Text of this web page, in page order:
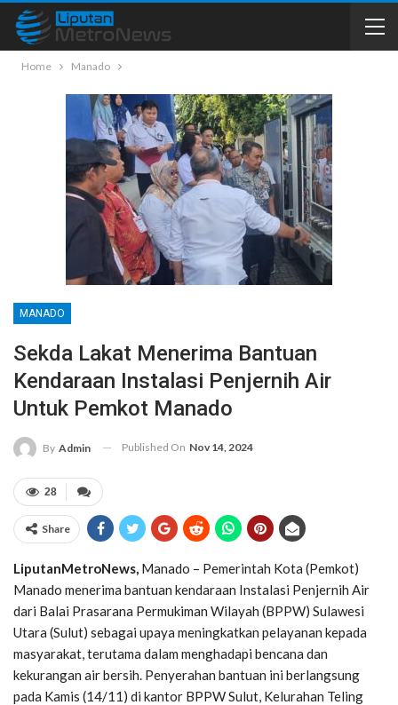
Home Manado
MANADO
Sekda Lakat Menerima Bantuan
Kendaraan Instalasi Penjernih Air
Untuk Pemkot Manado
By Admin Published On Nov 14, 2024
28
Share
LiputanMetroNews, Manado – Pemerintah Kota (Pemkot)
Manado menerima bantuan kendaraan Instalasi Penjernih Air
dari Balai Prasarana Permukiman Wilayah (BPPW) Sulawesi
Utara (Sulut) sebagai upaya meningkatkan pelayanan kepada
masyarakat, terutama dalam menghadapi bencana dan
kekurangan air bersih. Penyerahan bantuan ini berlangsung
pada Kamis (14/11) di kantor BPPW Sulut, Kelurahan Teling